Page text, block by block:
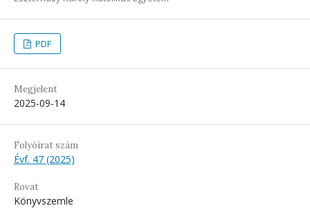
PDF
Megjelent
2025-09-14
Folyóirat szám
Évf. 47 (2025)
Rovat
Könyvszemle